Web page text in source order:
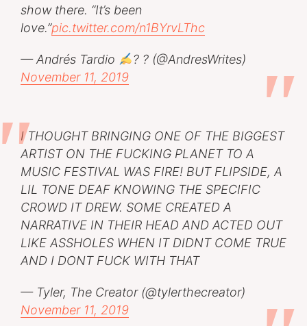
show there. “It’s been
love.”pic.twitter.com/n1BYrvLThc
— Andrés Tardio
? ? (@AndresWrites)
November 11, 2019
I THOUGHT BRINGING ONE OF THE BIGGEST
ARTIST ON THE FUCKING PLANET TO A
MUSIC FESTIVAL WAS FIRE! BUT FLIPSIDE, A
LIL TONE DEAF KNOWING THE SPECIFIC
CROWD IT DREW. SOME CREATED A
NARRATIVE IN THEIR HEAD AND ACTED OUT
LIKE ASSHOLES WHEN IT DIDNT COME TRUE
AND I DONT FUCK WITH THAT
— Tyler, The Creator (@tylerthecreator)
November 11, 2019